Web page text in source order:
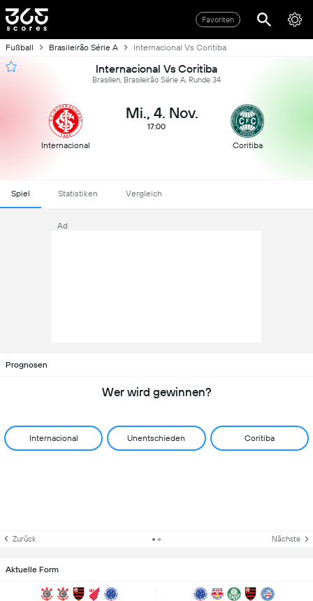
Favoriten
Fußball Brasileirão Série A Internacional Vs Coritiba
Internacional Vs Coritiba
Brasilien, Brasileirão Série A, Runde 34
Internacional
Mi., 4. Nov.
17:00
Coritiba
Spiel Statistiken Vergleich
Ad
Prognosen
Wer wird gewinnen?
Internacional Unentschieden Coritiba
Zurück Nächste
Aktuelle Form